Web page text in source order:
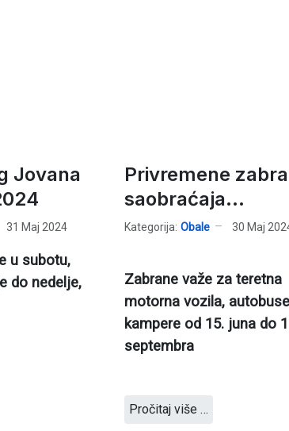
Jovana
31 Maj 2024
u subotu,
do nedelje,
Privremene
saobraćaja...
Kategorija: Obale 30 Maj
Zabrane važe za teretna
motorna vozila,
kampere od 15. juna do
septembra
Pročitaj više …